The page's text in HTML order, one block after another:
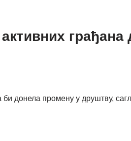
грађана
донела промену у друштву,